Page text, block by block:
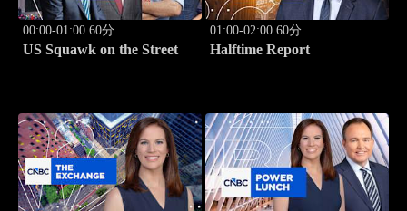
00:00-01:00 60分
US Squawk on the Street
01:00-02:00 60分
Halftime Report